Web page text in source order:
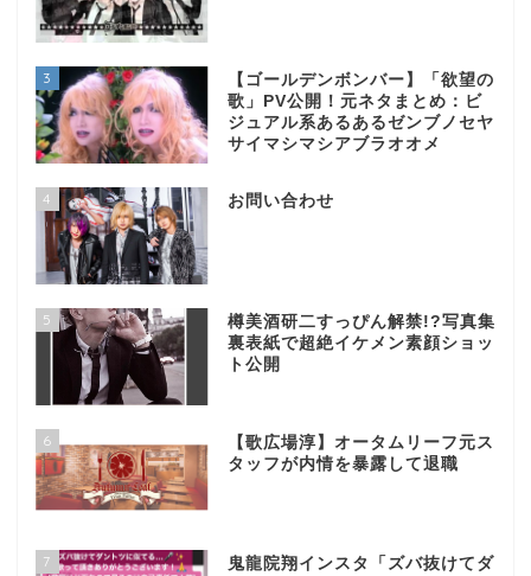
3
【ゴールデンボンバー】「欲望の
歌」PV公開！元ネタまとめ：ビ
ジュアル系あるあるゼンブノセヤ
サイマシマシアブラオオメ
4 お問い合わせ
5
樽美酒研二すっぴん解禁!?写真集
裏表紙で超絶イケメン素顔ショッ
ト公開
6
【歌広場淳】オータムリーフ元ス
タッフが内情を暴露して退職
7
鬼龍院翔インスタ「ズバ抜けてダ